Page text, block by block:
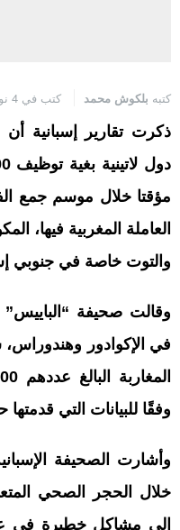
كتبه بلكوش محمد كتب في 4 نونبر 2021 - 5:37 م
ذكرت تقارير إسبانية
مؤقتا خلال موسم جمع
العاملة المغربية فيها،
والتوت خاصة في جنوبي
وقالت صحيفة
في الإكوادور وهندوراس،
وفقًا للبيانات التي
وأشارت الصحيفة
خلال الحجر الصحي
إلى مشاكل خطيرة في